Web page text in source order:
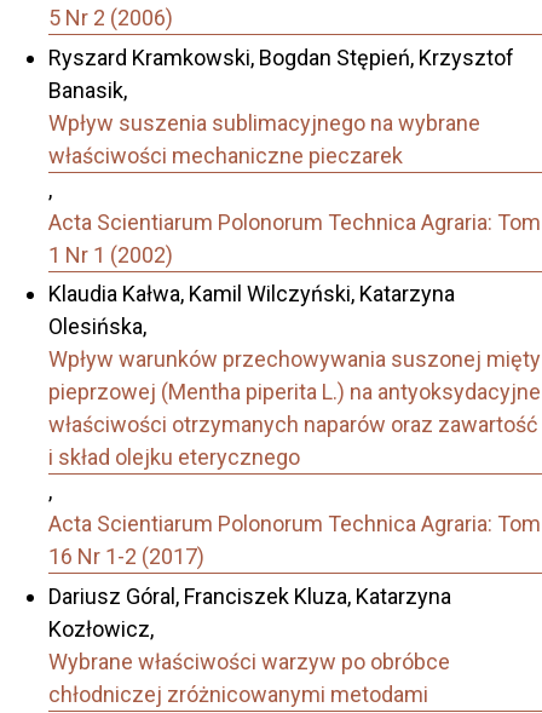
5 Nr 2 (2006)
Ryszard Kramkowski, Bogdan Stępień, Krzysztof
Banasik,
Wpływ suszenia sublimacyjnego na wybrane
właściwości mechaniczne pieczarek
,
Acta Scientiarum Polonorum Technica Agraria: Tom
1 Nr 1 (2002)
Klaudia Kałwa, Kamil Wilczyński, Katarzyna
Olesińska,
Wpływ warunków przechowywania suszonej mięty
pieprzowej (Mentha piperita L.) na antyoksydacyjne
właściwości otrzymanych naparów oraz zawartość
i skład olejku eterycznego
,
Acta Scientiarum Polonorum Technica Agraria: Tom
16 Nr 1-2 (2017)
Dariusz Góral, Franciszek Kluza, Katarzyna
Kozłowicz,
Wybrane właściwości warzyw po obróbce
chłodniczej zróżnicowanymi metodami